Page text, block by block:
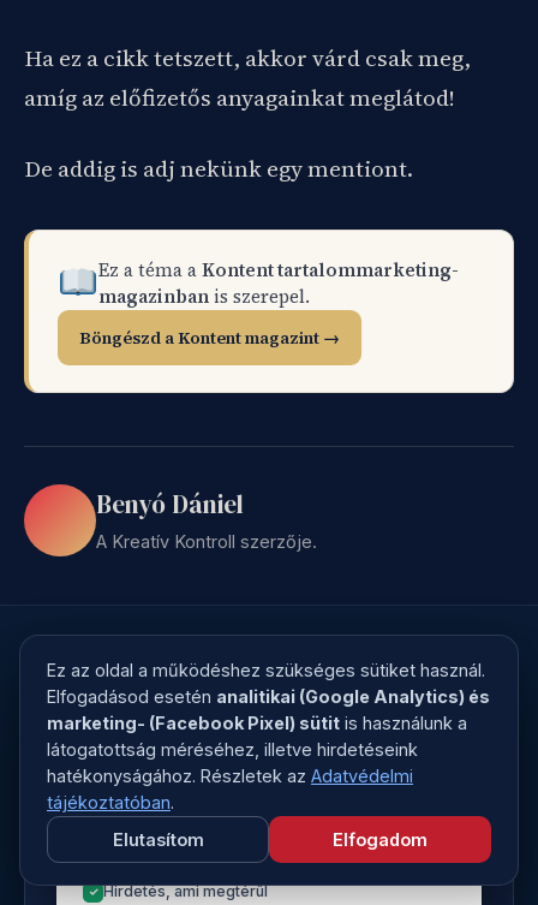
Ha ez a cikk tetszett, akkor várd csak meg,
amíg az előfizetős anyagainkat meglátod!
De addig is adj nekünk egy mentiont.
Ez a téma aKontent tartalommarketing-
magazinban is szerepel.
Böngészd a Kontent magazint →
Benyó Dániel
A Kreatív Kontroll szerzője.
ONLINE MARKETING ESZKÖZTÁR
17 ellenőrzőlista a
marketingedhez
Weboldal, ami elad
Hírlevél, amit elolvasnak
Hirdetés, ami megtérül
Ez az oldal a működéshez szükséges sütiket használ.
Elfogadásod esetén analitikai (Google Analytics) és
marketing- (Facebook Pixel) sütit is használunk a
látogatottság méréséhez, illetve hirdetéseink
hatékonyságához. Részletek az Adatvédelmi
tájékoztatóban.
Elutasítom
Elfogadom